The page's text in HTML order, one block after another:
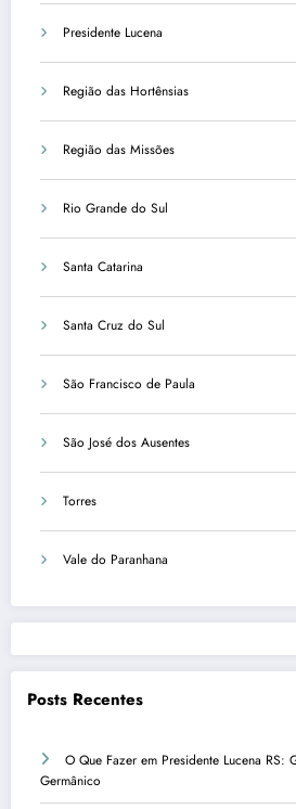
Presidente Lucena
Região das Hortênsias
Região das Missões
Rio Grande do Sul
Santa Catarina
Santa Cruz do Sul
São Francisco de Paula
São José dos Ausentes
Torres
Vale do Paranhana
Posts Recentes
O Que Fazer em Presidente Lucena RS:
Germânico